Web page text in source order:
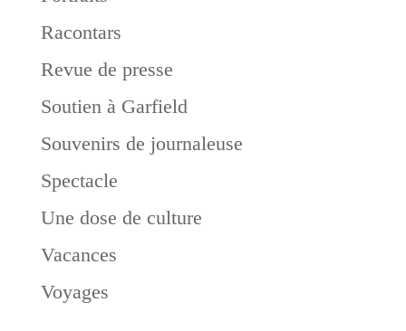
Racontars
Revue de presse
Soutien à Garfield
Souvenirs de journaleuse
Spectacle
Une dose de culture
Vacances
Voyages